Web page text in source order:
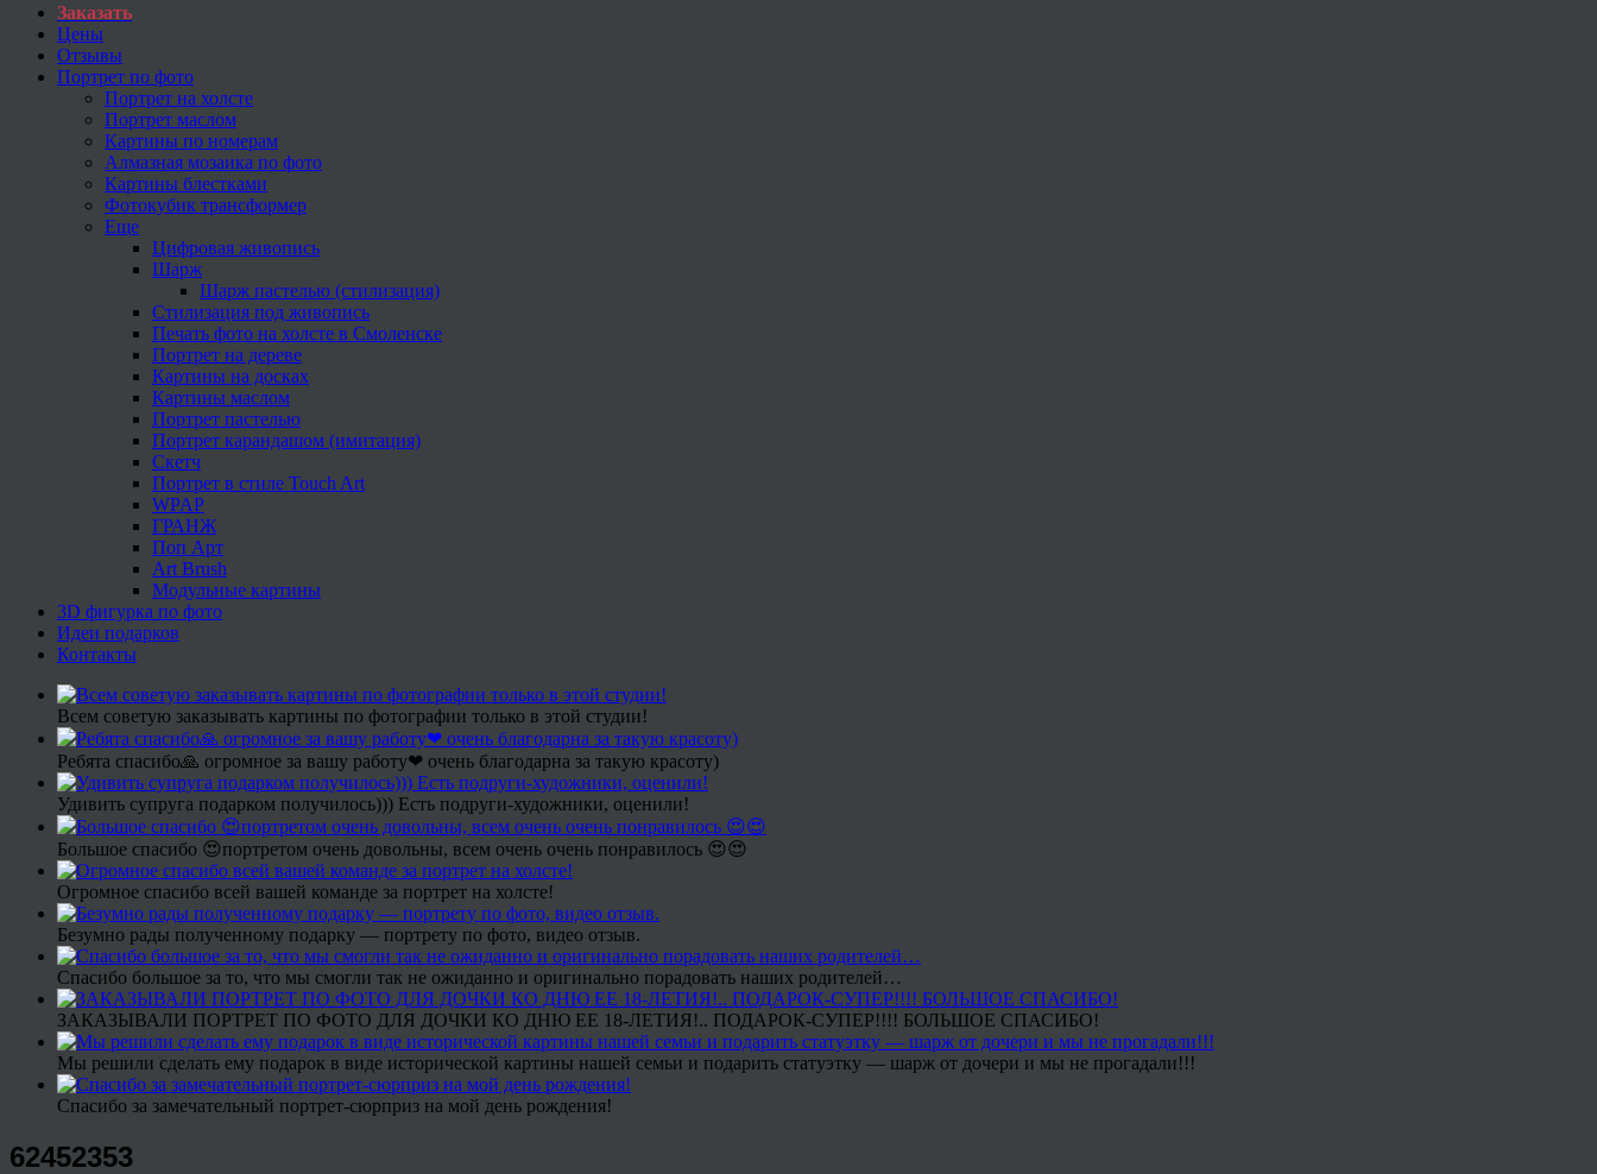
Заказать
Цены
Отзывы
Портрет по фото
Портрет на холсте
Портрет маслом
Картины по номерам
Алмазная мозаика по фото
Картины блестками
Фотокубик трансформер
Еще
Цифровая живопись
Шарж
Шарж пастелью (стилизация)
Стилизация под живопись
Печать фото на холсте в Смоленске
Портрет на дереве
Картины на досках
Картины маслом
Портрет пастелью
Портрет карандашом (имитация)
Скетч
Портрет в стиле Touch Art
WPAP
ГРАНЖ
Поп Арт
Art Brush
Модульные картины
3D фигурка по фото
Идеи подарков
Контакты
Всем советую заказывать картины по фотографии только в этой студии!
Ребята спасибо🙏 огромное за вашу работу❤ очень благодарна за такую красоту)
Удивить супруга подарком получилось))) Есть подруги-художники, оценили!
Большое спасибо 😍портретом очень довольны, всем очень очень понравилось 😍😍
Огромное спасибо всей вашей команде за портрет на холсте!
Безумно рады полученному подарку — портрету по фото, видео отзыв.
Спасибо большое за то, что мы смогли так не ожиданно и оригинально порадовать наших родителей…
ЗАКАЗЫВАЛИ ПОРТРЕТ ПО ФОТО ДЛЯ ДОЧКИ КО ДНЮ ЕЕ 18-ЛЕТИЯ!.. ПОДАРОК-СУПЕР!!!! БОЛЬШОЕ СПАСИБО!
Мы решили сделать ему подарок в виде исторической картины нашей семьи и подарить статуэтку — шарж от дочери и мы не прогадали!!!
Спасибо за замечательный портрет-сюрприз на мой день рождения!
62452353